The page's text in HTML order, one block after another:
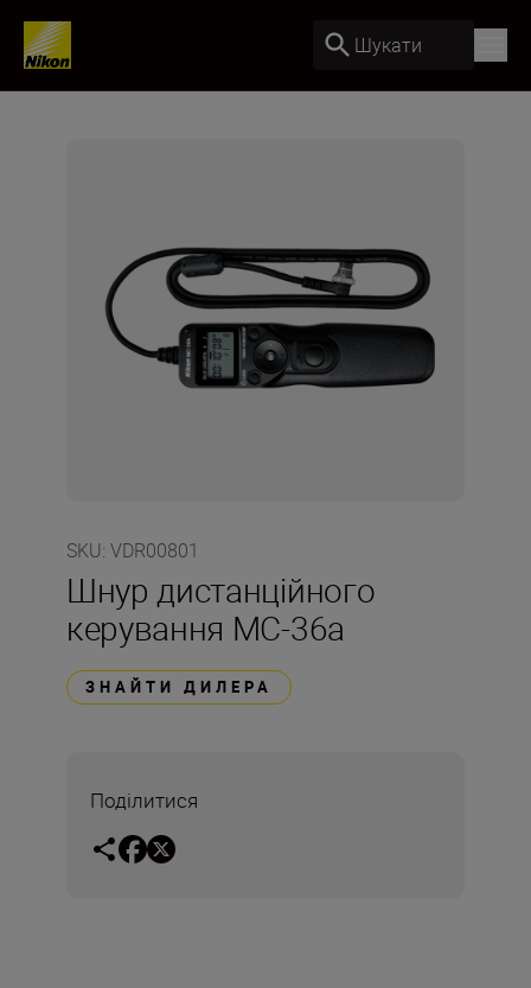
Шукати
SKU: VDR00801
Шнур дистанційного
керування MC-36a
ЗНАЙТИ ДИЛЕРА
Поділитися